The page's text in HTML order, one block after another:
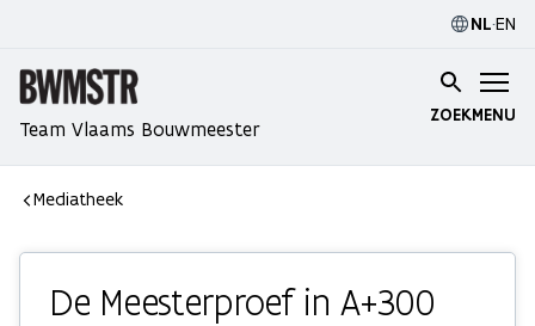
NL·EN
Team Vlaams Bouwmeester
ZOEKMENU
Mediatheek
De Meesterproef in A+300